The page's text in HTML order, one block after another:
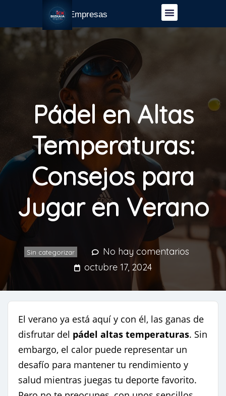
Guía Empresas
Pádel en Altas
Temperaturas:
Consejos para
Jugar en Verano
Sin categorizar
No hay comentarios
octubre 17, 2024
El verano ya está aquí y con él, las ganas de
disfrutar del pádel altas temperaturas. Sin
embargo, el calor puede representar un
desafío para mantener tu rendimiento y
salud mientras juegas tu deporte favorito.